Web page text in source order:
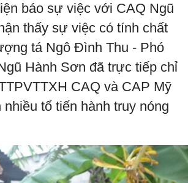
báo sự việc với CAQ Ngũ
thấy sự việc có tính chất
tá Ngô Đình Thu - Phó
Hành Sơn đã trực tiếp chỉ
CAQ và CAP Mỹ
tổ tiến hành truy nóng